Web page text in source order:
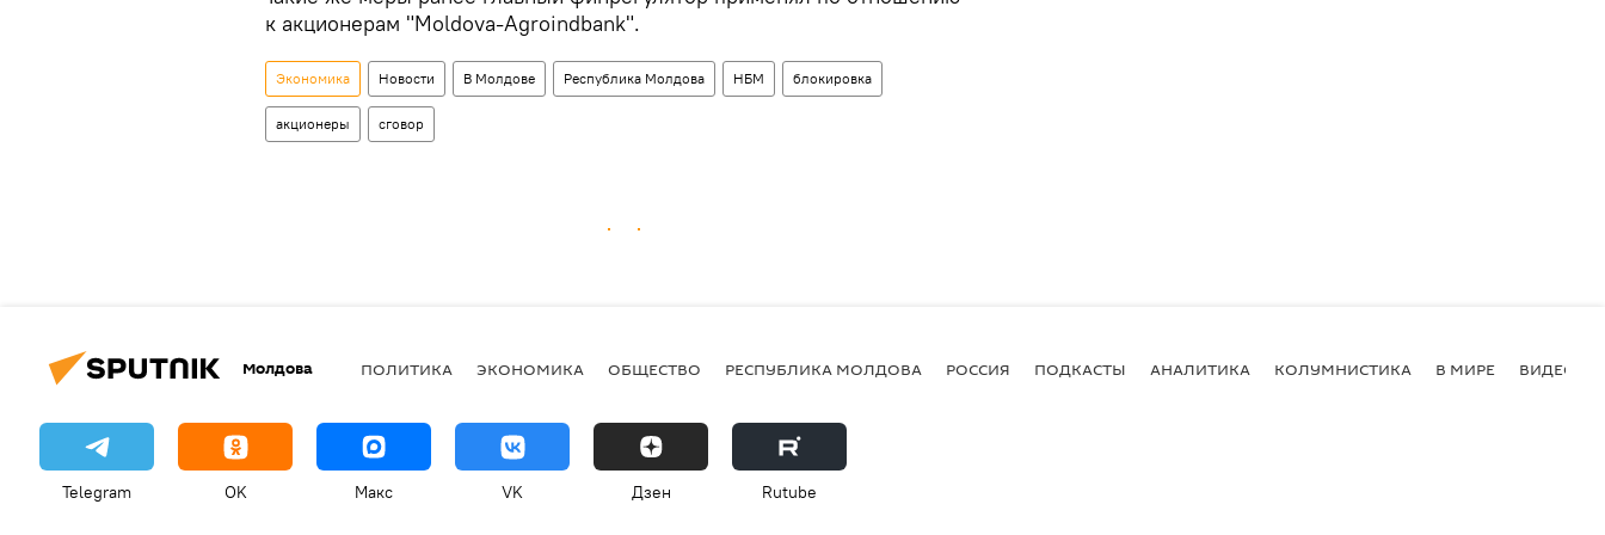
к акционерам "Moldova-Agroindbank".
Экономика Новости В Молдове Республика Молдова НБМ блокировка
акционеры сговор
Молдова ПОЛИТИКА ЭКОНОМИКА ОБЩЕСТВО РЕСПУБЛИКА МОЛДОВА РОССИЯ ПОДКАСТЫ АНАЛИТИКА КОЛУМНИСТИКА В МИРЕ ВИДЕО
Telegram OK Макс VK Дзен Rutube